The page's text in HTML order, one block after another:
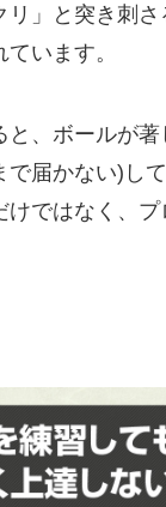
リ」と突き刺さ
います。
と、ボールが
で届かない)し
けではなく、